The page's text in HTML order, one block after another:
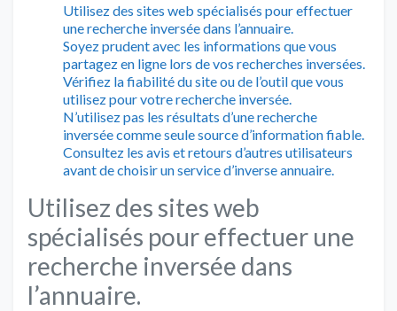
Utilisez des sites web spécialisés pour effectuer
une recherche inversée dans l’annuaire.
Soyez prudent avec les informations que vous
partagez en ligne lors de vos recherches inversées.
Vérifiez la fiabilité du site ou de l’outil que vous
utilisez pour votre recherche inversée.
N’utilisez pas les résultats d’une recherche
inversée comme seule source d’information fiable.
Consultez les avis et retours d’autres utilisateurs
avant de choisir un service d’inverse annuaire.
Utilisez des sites web
spécialisés pour effectuer une
recherche inversée dans
l’annuaire.